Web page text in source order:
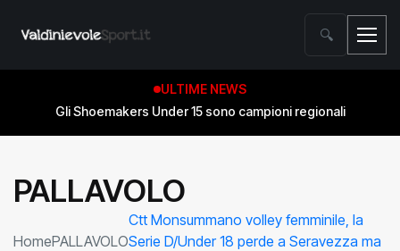
🔍
ULTIME NEWS
Gli Shoemakers Under 15 sono campioni regionali
PALLAVOLO
HomePALLAVOLO
Ctt Monsummano volley femminile, la
Serie D/Under 18 perde a Seravezza ma